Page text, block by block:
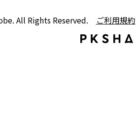
All Rights Reserved. ご利用規約